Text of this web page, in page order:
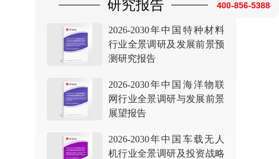
研究报告
2026-2030年中国特种材料
行业全景调研及发展前景预
测研究报告
2026-2030年中国海洋物联
网行业全景调研与发展前景
展望报告
2026-2030年中国车载无人
机行业全景调研及投资战略
400-856-5388